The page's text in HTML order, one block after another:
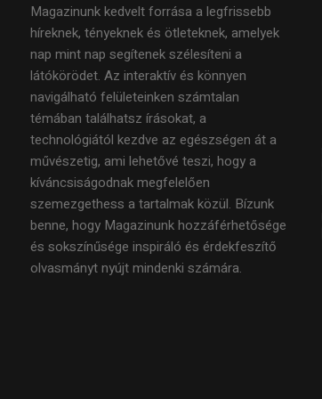
Magazinunk kedvelt forrása a legfrissebb
híreknek, tényeknek és ötleteknek, amelyek
nap mint nap segítenek szélesíteni a
látókörödet. Az interaktív és könnyen
navigálható felületeinken számtalan
témában találhatsz írásokat, a
technológiától kezdve az egészségen át a
művészetig, ami lehetővé teszi, hogy a
kíváncsiságodnak megfelelően
szemezgethess a tartalmak közül. Bízunk
benne, hogy Magazinunk hozzáférhetősége
és sokszínűsége inspiráló és érdekfeszítő
olvasmányt nyújt mindenki számára.